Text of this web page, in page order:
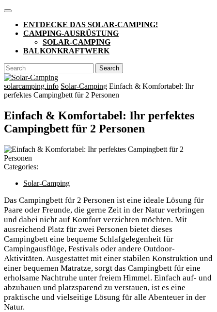
Skip
content
Open
ButtonENTDECKE DAS SOLAR-CAMPING!
CAMPING-AUSRÜSTUNG
SOLAR-CAMPING
BALKONKRAFTWERK
CLOSE
BUTTON
Search
for:
solarcamping.info Solar-Camping Einfach & Komfortabel: Ihr
perfektes Campingbett für 2 Personen
Einfach & Komfortabel: Ihr perfektes
Campingbett für 2 Personen
Categories:
Solar-Camping
Das Campingbett für 2 Personen ist eine ideale Lösung für
Paare oder Freunde, die gerne Zeit in der Natur verbringen
und dabei nicht auf Komfort verzichten möchten. Mit
ausreichend Platz für zwei Personen bietet dieses
Campingbett eine bequeme Schlafgelegenheit für
Campingausflüge, Festivals oder andere Outdoor-
Aktivitäten. Ausgestattet mit einer stabilen Konstruktion und
einer bequemen Matratze, sorgt das Campingbett für eine
erholsame Nachtruhe unter freiem Himmel. Einfach auf- und
abzubauen und platzsparend zu verstauen, ist es eine
praktische und vielseitige Lösung für alle Abenteuer in der
Natur.